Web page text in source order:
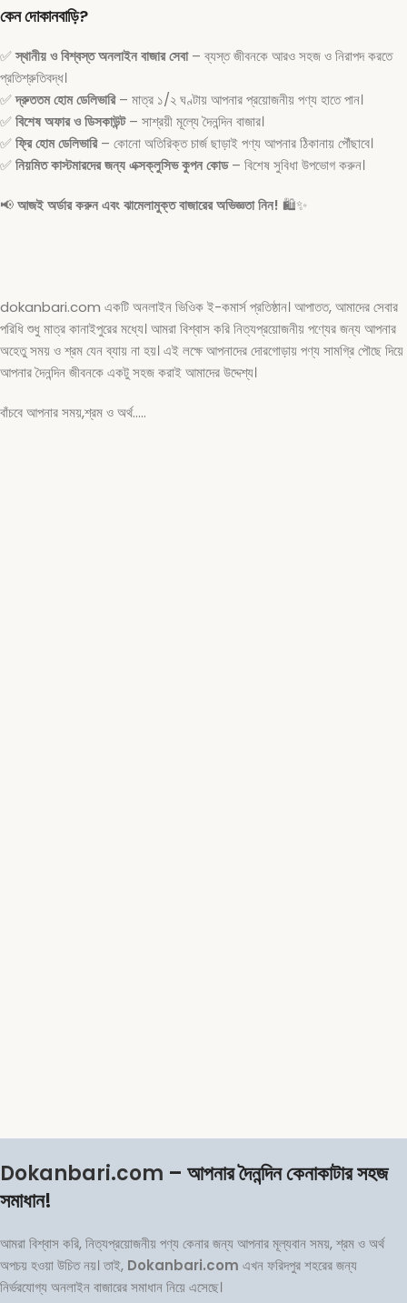
কেন দোকানবাড়ি?
✅স্থানীয় ও বিশ্বস্ত অনলাইন বাজার সেবা– ব্যস্ত জীবনকে আরও সহজ ও নিরাপদ করতে
প্রতিশ্রুতিবদ্ধ।
✅দ্রুততম হোম ডেলিভারি– মাত্র ১/২ ঘণ্টায় আপনার প্রয়োজনীয় পণ্য হাতে পান।
✅ বিশেষ অফার ও ডিসকাউন্ট– সাশ্রয়ী মূল্যে দৈনন্দিন বাজার।
✅ ফ্রি হোম ডেলিভারি– কোনো অতিরিক্ত চার্জ ছাড়াই পণ্য আপনার ঠিকানায় পৌঁছাবে।
✅ নিয়মিত কাস্টমারদের জন্য এক্সক্লুসিভ কুপন কোড– বিশেষ সুবিধা উপভোগ করুন।
📢আজই অর্ডার করুন এবং ঝামেলামুক্ত বাজারের অভিজ্ঞতা নিন! 🛍️✨
dokanbari.com একটি অনলাইন ভিওিক ই-কমার্স প্রতিষ্ঠান। আপাতত, আমাদের সেবার
পরিধি শুধু মাত্র কানাইপুরের মধ্যে। আমরা বিশ্বাস করি নিত্যপ্রয়োজনীয় পণ্যের জন্য আপনার
অহেতু সময় ও শ্রম যেন ব্যায় না হয়। এই লক্ষে আপনাদের দোরগোড়ায় পণ্য সামগ্রি পৌছে দিয়ে
আপনার দৈনন্দিন জীবনকে একটু সহজ করাই আমাদের উদ্দেশ্য।
বাঁচবে আপনার সময়,শ্রম ও অর্থ…..
Dokanbari.com – আপনার দৈনন্দিন কেনাকাটার সহজ
সমাধান!
আমরা বিশ্বাস করি, নিত্যপ্রয়োজনীয় পণ্য কেনার জন্য আপনার মূল্যবান সময়, শ্রম ও অর্থ
অপচয় হওয়া উচিত নয়। তাই, Dokanbari.com এখন ফরিদপুর শহরের জন্য
নির্ভরযোগ্য অনলাইন বাজারের সমাধান নিয়ে এসেছে।